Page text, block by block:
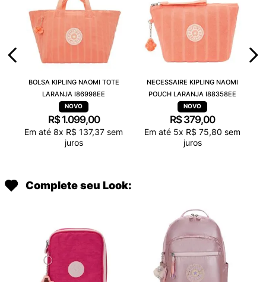
BOLSA KIPLING NAOMI TOTE
LARANJA I86998EE
R$ 1.099,00
Em até 8x R$ 137,37 sem
juros
NECESSAIRE KIPLING NAOMI
POUCH LARANJA I88358EE
R$ 379,00
Em até 5x R$ 75,80 sem
juros
Complete seu Look: